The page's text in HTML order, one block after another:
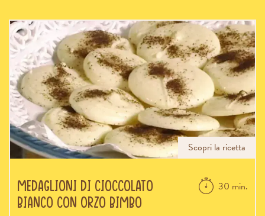
Scopri la ricetta
Medaglioni di cioccolato
bianco con Orzo Bimbo
30 min.